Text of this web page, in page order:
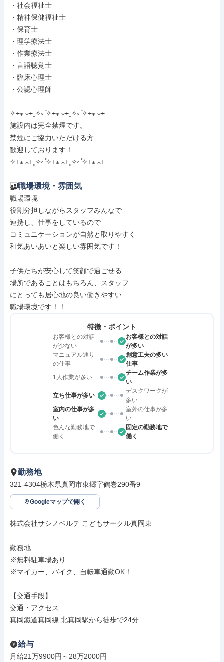
・社会福祉士
・精神保健福祉士
・保育士
・理学療法士
・作業療法士
・言語聴覚士
・臨床心理士
・公認心理師
✧+⁎ ⁎+˳✧༚ ̊✧+⁎ ⁎+˳✧༚ ̊✧+⁎ ⁎+
施設内は完全禁煙です。
禁煙にご協力いただける方
歓迎しております！
✧+⁎ ⁎+˳✧༚ ̊✧+⁎ ⁎+˳✧༚ ̊✧+⁎ ⁎+
職場環境・雰囲気
職場環境
役割分担しながらスタッフみんなで
連携し、仕事をしているので
コミュニケーションが自然と取りやすく
和気あいあいと楽しい雰囲気です！
子供たちが安心して笑顔で過ごせる
場所であることはもちろん、スタッフ
にとっても居心地の良い働きやすい
職場環境です！！
特徴・ポイント
お客様との対話
が少ない
お客様との対話
が多い
マニュアル通り
の仕事
創意工夫の多い
仕事
1人作業が多い
チーム作業が多
い
立ち仕事が多い
デスクワークが
多い
室内の仕事が多
い
室外の仕事が多
い
色んな勤務地で
働く
固定の勤務地で
働く
勤務地
321-4304栃木県真岡市東郷字鶴巻290番9
Googleマップで開く
株式会社サシノベルテ こどもサークル真岡東
勤務地
※無料駐車場あり
※マイカー、バイク、自転車通勤OK！
【交通手段】
交通・アクセス
真岡鐵道真岡線 北真岡駅から徒歩で24分
給与
月給21万9900円～28万2000円